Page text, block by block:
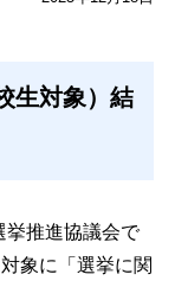
生対象）結
挙推進協議会で
象に「選挙に関